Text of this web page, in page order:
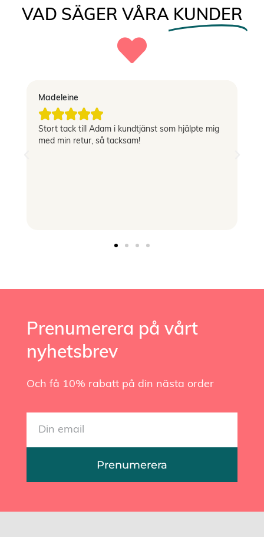
VAD SÄGER VÅRA KUNDER
Madeleine

Stort tack till Adam i kundtjänst som hjälpte mig
med min retur, så tacksam!
Prenumerera på vårt
nyhetsbrev
Och få 10% rabatt på din nästa order
Prenumerera